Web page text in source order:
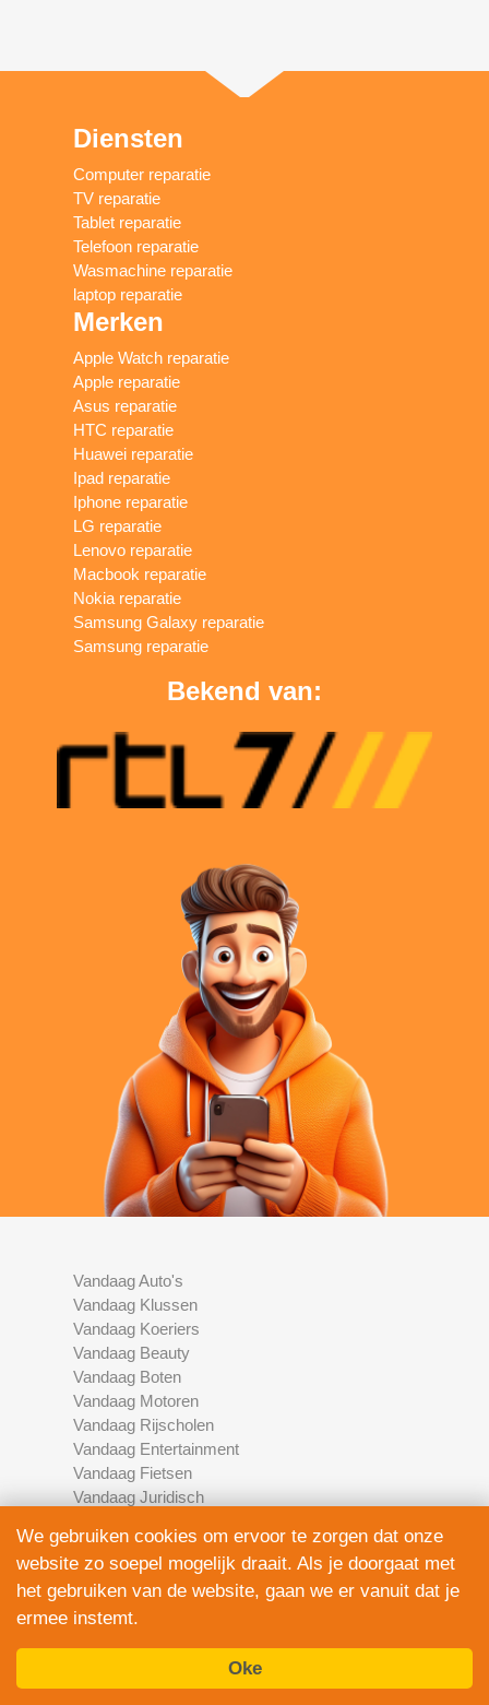
Diensten
Computer reparatie
TV reparatie
Tablet reparatie
Telefoon reparatie
Wasmachine reparatie
laptop reparatie
Merken
Apple Watch reparatie
Apple reparatie
Asus reparatie
HTC reparatie
Huawei reparatie
Ipad reparatie
Iphone reparatie
LG reparatie
Lenovo reparatie
Macbook reparatie
Nokia reparatie
Samsung Galaxy reparatie
Samsung reparatie
Bekend van:
Vandaag Auto's
Vandaag Klussen
Vandaag Koeriers
Vandaag Beauty
Vandaag Boten
Vandaag Motoren
Vandaag Rijscholen
Vandaag Entertainment
Vandaag Fietsen
Vandaag Juridisch
Vandaag Schoonmaak
Vandaag Scooters
Vandaag Elektronica
Vandaag Financieel
Vandaag Fotografie
We gebruiken cookies om ervoor te zorgen dat onze
website zo soepel mogelijk draait. Als je doorgaat met
het gebruiken van de website, gaan we er vanuit dat je
ermee instemt.
Oke